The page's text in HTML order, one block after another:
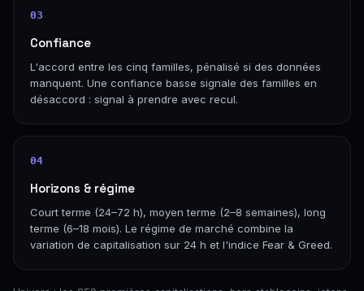
03
Confiance
L'accord entre les cinq familles, pénalisé si des données
manquent. Une confiance basse signale des familles en
désaccord : signal à prendre avec recul.
04
Horizons & régime
Court terme (24–72 h), moyen terme (2–8 semaines), long
terme (6–18 mois). Le régime de marché combine la
variation de capitalisation sur 24 h et l'indice Fear & Greed.